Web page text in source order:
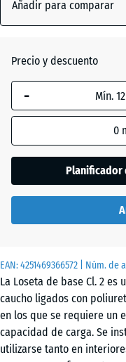
EAN:4251469366572 | Núm. de
La Loseta de base Cl. 2
caucho ligados con
en los que se requiere un
capacidad de carga. Se
utilizarse tanto en
mm
La dimensión
seleccionada,
en azul, se
necesidades
los datos del
producto).
104
x
104
Añadir para comparar
Precio y descuento
-
0
Planificador